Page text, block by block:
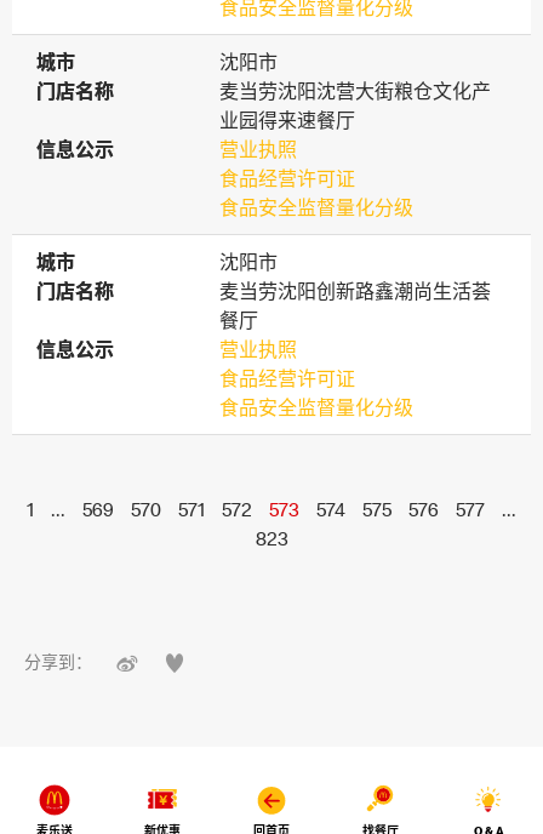
食品安全监督量化分级
城市
城市
沈阳市
门店名称
门店名称
麦当劳沈阳沈营大街粮仓文化产
业园得来速餐厅
信息公示
信息公示
营业执照
食品经营许可证
食品安全监督量化分级
城市
城市
沈阳市
门店名称
门店名称
麦当劳沈阳创新路鑫潮尚生活荟
餐厅
信息公示
信息公示
营业执照
食品经营许可证
食品安全监督量化分级
1 ... 569 570 571 572 573 574 575 576 577
...
823
分享到：  